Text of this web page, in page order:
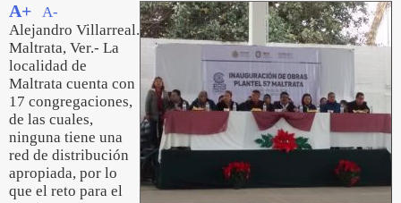
A+
A-
Alejandro Villarreal.
Maltrata, Ver.- La
localidad de
Maltrata cuenta con
17 congregaciones,
de las cuales,
ninguna tiene una
red de distribución
apropiada, por lo
que el reto para el